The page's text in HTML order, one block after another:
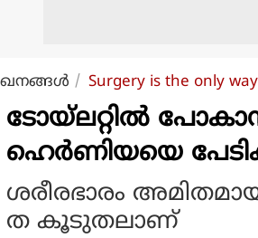
Surgery is the only
ടോയ്‌ലറ്റില്‍
ഹെര്‍ണിയയെ
ശരീരഭാരം
ത കൂടുതലാണ്